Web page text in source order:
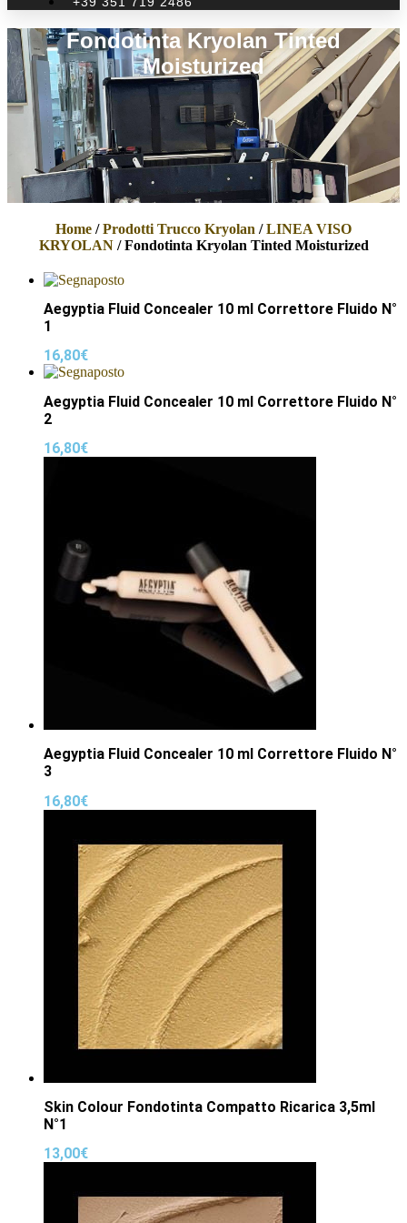
Fondotinta Kryolan Tinted
Moisturized
Home /Prodotti Trucco Kryolan /LINEA VISO
KRYOLAN/ Fondotinta Kryolan Tinted Moisturized
Aegyptia Fluid Concealer 10 ml Correttore Fluido N°
1
16,80€
Aegyptia Fluid Concealer 10 ml Correttore Fluido N°
2
16,80€
Aegyptia Fluid Concealer 10 ml Correttore Fluido N°
3
16,80€
Skin Colour Fondotinta Compatto Ricarica 3,5ml
N°1
13,00€